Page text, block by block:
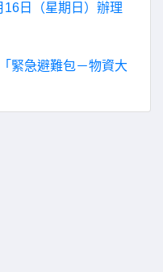
日（星期日）辦理
緊急避難包－物資大